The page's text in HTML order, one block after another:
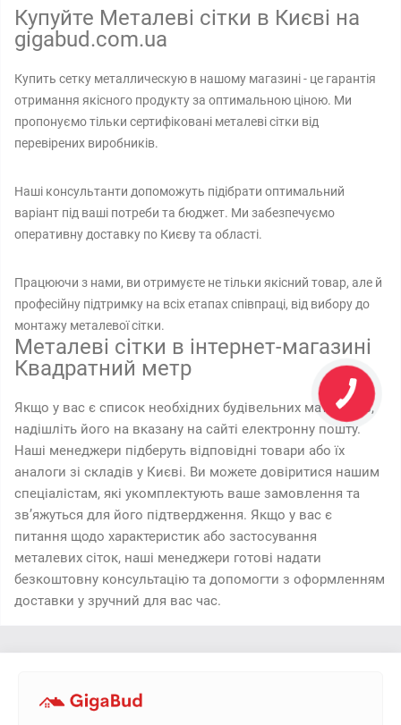
Купуйте Металеві сітки в Києві на
gigabud.com.ua
Купить сетку металлическую в нашому магазині - це гарантія
отримання якісного продукту за оптимальною ціною. Ми
пропонуємо тільки сертифіковані металеві сітки від
перевірених виробників.
Наші консультанти допоможуть підібрати оптимальний
варіант під ваші потреби та бюджет. Ми забезпечуємо
оперативну доставку по Києву та області.
Працюючи з нами, ви отримуєте не тільки якісний товар, але й
професійну підтримку на всіх етапах співпраці, від вибору до
монтажу металевої сітки.
Металеві сітки в інтернет-магазині
Квадратний метр
Якщо у вас є список необхідних будівельних матеріалів,
надішліть його на вказану на сайті електронну пошту.
Наші менеджери підберуть відповідні товари або їх
аналоги зі складів у Києві. Ви можете довіритися нашим
спеціалістам, які укомплектують ваше замовлення та
зв’яжуться для його підтвердження. Якщо у вас є
питання щодо характеристик або застосування
металевих сіток, наші менеджери готові надати
безкоштовну консультацію та допомогти з оформленням
доставки у зручний для вас час.